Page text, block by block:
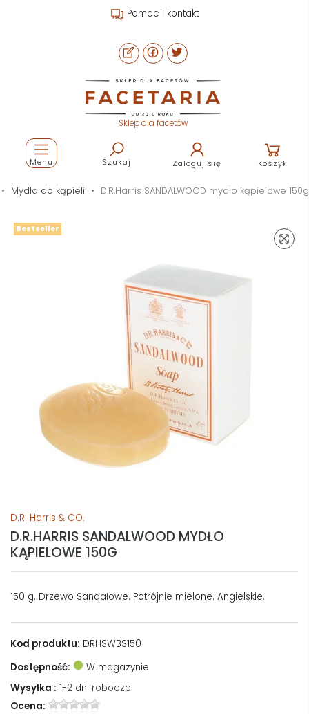
Pomoc i kontakt
Sklep dla facetów
Szukaj Zaloguj się Koszyk
Menu
Mydła do kąpieli D.R.Harris SANDALWOOD mydło kąpielowe 150g
Bestseller
D.R. Harris & CO.
D.R.HARRIS SANDALWOOD MYDŁO
KĄPIELOWE 150G
150 g. Drzewo Sandałowe. Potrójnie mielone. Angielskie.
Kod produktu: DRHSWBS150
Dostępność:
W magazynie
Wysyłka : 1-2 dni robocze
Ocena: